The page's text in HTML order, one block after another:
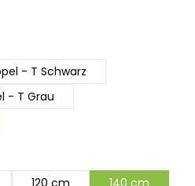
- T Schwarz
- T Grau